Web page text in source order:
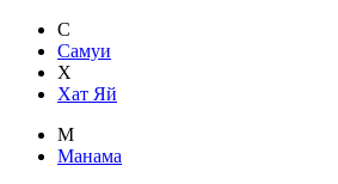
С
Самуи
Х
Хат Яй
М
Манама